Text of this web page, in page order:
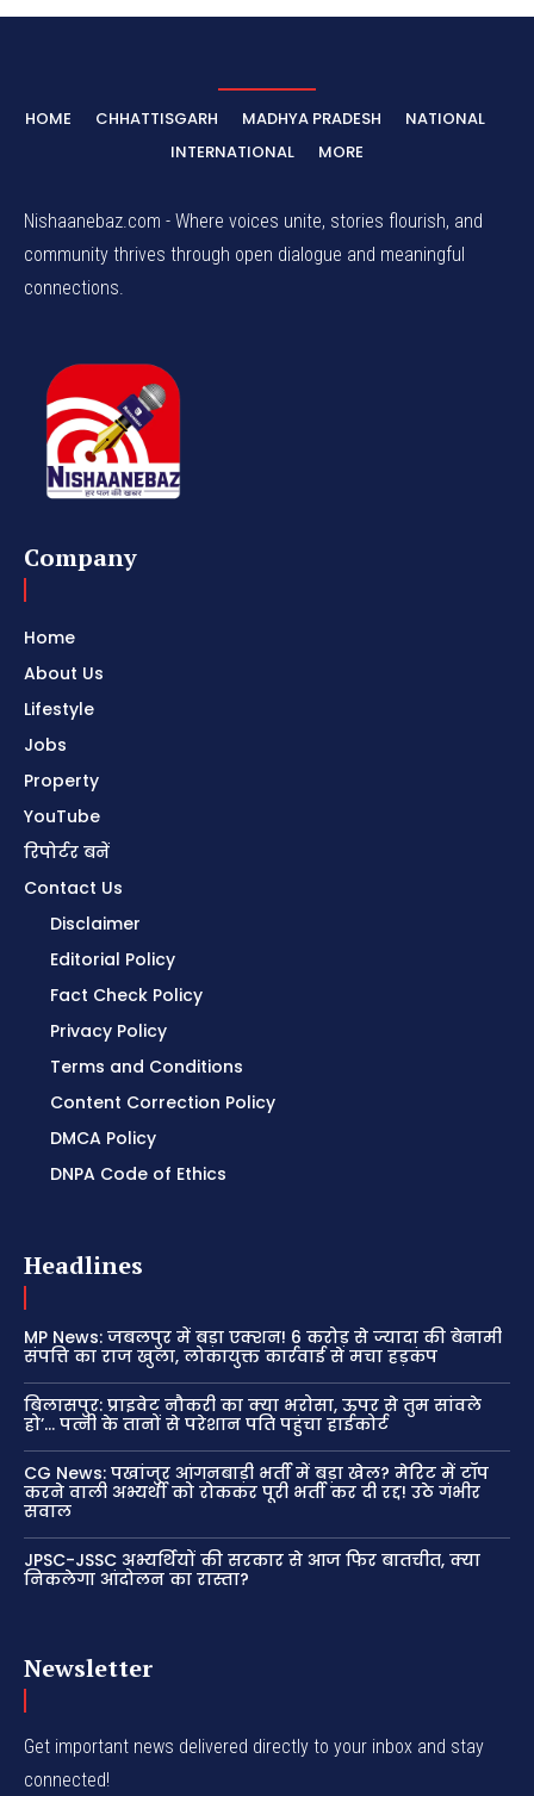
HOME CHHATTISGARH MADHYA PRADESH
NATIONAL
INTERNATIONAL
MORE
Nishaanebaz.com - Where voices unite, stories flourish, and
community thrives through open dialogue and meaningful
connections.
Company
Home
About Us
Lifestyle
Jobs
Property
YouTube
रिपोर्टर बनें
Contact Us
Disclaimer
Editorial Policy
Fact Check Policy
Privacy Policy
Terms and Conditions
Content Correction Policy
DMCA Policy
DNPA Code of Ethics
Headlines
MP News: जबलपुर में बड़ा एक्शन! 6 करोड़ से ज्यादा की बेनामी
संपत्ति का राज खुला, लोकायुक्त कार्रवाई से मचा हड़कंप
बिलासपुर: प्राइवेट नौकरी का क्या भरोसा, ऊपर से तुम सांवले
हो’… पत्नी के तानों से परेशान पति पहुंचा हाईकोर्ट
CG News: पखांजुर आंगनबाड़ी भर्ती में बड़ा खेल? मेरिट में टॉप
करने वाली अभ्यर्थी को रोककर पूरी भर्ती कर दी रद्द! उठे गंभीर
सवाल
JPSC-JSSC अभ्यर्थियों की सरकार से आज फिर बातचीत, क्या
निकलेगा आंदोलन का रास्ता?
Newsletter
Get important news delivered directly to your inbox and stay
connected!